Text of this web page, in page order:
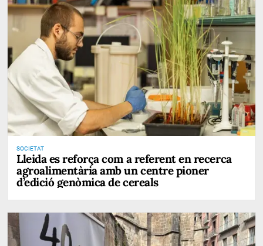
SOCIETAT
Lleida es reforça com a referent en recerca
agroalimentària amb un centre pioner
d’edició genòmica de cereals